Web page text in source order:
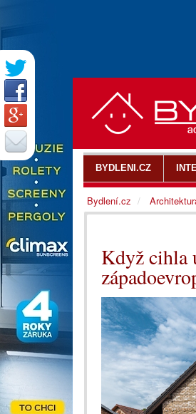
Když cihla
BYDLENI.CZ
Bydlení.cz